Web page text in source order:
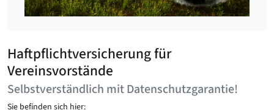
Haftpflichtversicherung für
Vereinsvorstände
Selbstverständlich mit Datenschutzgarantie!
Sie befinden sich hier: